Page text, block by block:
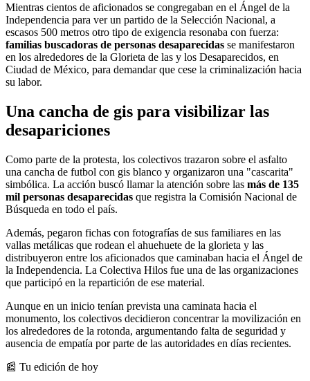
Mientras cientos de aficionados se congregaban en el Ángel de la
Independencia para ver un partido de la Selección Nacional, a
escasos 500 metros otro tipo de exigencia resonaba con fuerza:
familias buscadoras de personas desaparecidas se manifestaron
en los alrededores de la Glorieta de las y los Desaparecidos, en
Ciudad de México, para demandar que cese la criminalización hacia
su labor.
Una cancha de gis para visibilizar las
desapariciones
Como parte de la protesta, los colectivos trazaron sobre el asfalto
una cancha de futbol con gis blanco y organizaron una "cascarita"
simbólica. La acción buscó llamar la atención sobre las más de 135
mil personas desaparecidas que registra la Comisión Nacional de
Búsqueda en todo el país.
Además, pegaron fichas con fotografías de sus familiares en las
vallas metálicas que rodean el ahuehuete de la glorieta y las
distribuyeron entre los aficionados que caminaban hacia el Ángel de
la Independencia. La Colectiva Hilos fue una de las organizaciones
que participó en la repartición de ese material.
Aunque en un inicio tenían prevista una caminata hacia el
monumento, los colectivos decidieron concentrar la movilización en
los alrededores de la rotonda, argumentando falta de seguridad y
ausencia de empatía por parte de las autoridades en días recientes.
📰 Tu edición de hoy